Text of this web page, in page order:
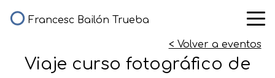
Francesc Bailón Trueba
< Volver a eventos
Viaje curso fotográfico de